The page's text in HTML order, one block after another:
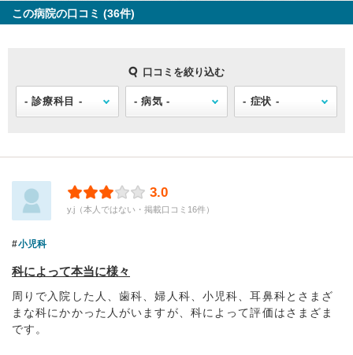
この病院の口コミ (36件)
口コミを絞り込む
3.0
y.j（本人ではない・掲載口コミ16件）
小児科
科によって本当に様々
周りで入院した人、歯科、婦人科、小児科、耳鼻科とさまざ
まな科にかかった人がいますが、科によって評価はさまざま
です。